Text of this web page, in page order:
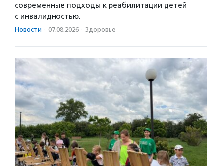
современные подходы к реабилитации детей
с инвалидностью.
Новости · 07.08.2026 · Здоровье